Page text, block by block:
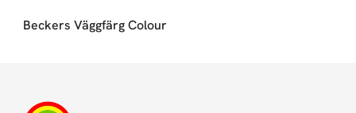
Beckers Väggfärg Colour